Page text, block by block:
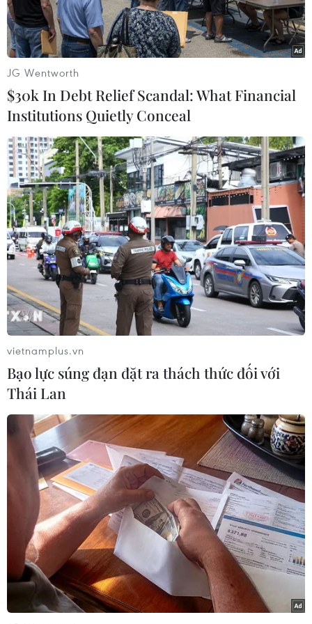
Lực lượng Công an thi hành quyết định khởi tố bị can, lệnh bắt
tạm giam và khám xét nơi ở của Huỳnh Thị Thơ Đào - nguyên
kế toán trưởng Công ty TNHH Việt Hưng An Giang. (Ảnh:
TTXVN phát)
Sáng 29/9, Cơ quan Cảnh sát điều tra Công an
tỉnh An Giang vừa ra quyết định khởi tố bị can
và lệnh bắt tạm giam đối với 5 bị can nguyên là
kế toán, kế toán trưởng các công ty trên về
hành vi “Lừa đảo chiếm đoạt tài sản.”
Các bị cáo này có liên quan đến vụ án “Vi phạm
quy định về cho vay trong hoạt động của các tổ
chức tín dụng và Lừa đảo chiếm đoạt tài sản”
xảy ra tại Công ty cổ phần Việt An và các công ty
liên quan, lừa đảo chiếm đoạt số tiền trên 601 tỷ
đồng của Ngân hàng Thương mại cổ phần Ngoại
thương Việt Nam (Vietcombank) chi nhánh tỉnh
An Giang.
Các quyết định trên đã được Viện Kiểm sát
nhân dân cùng cấp phê chuẩn.
Các bị can bị khởi tố, bắt tạm giam gồm Nguyễn
JG Wentworth
$30k In Debt Relief Scandal: What Financial
Institutions Quietly Conceal
vietnamplus.vn
Bạo lực súng đạn đặt ra thách thức đối với
Thái Lan